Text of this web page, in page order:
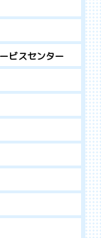
ビスセンター